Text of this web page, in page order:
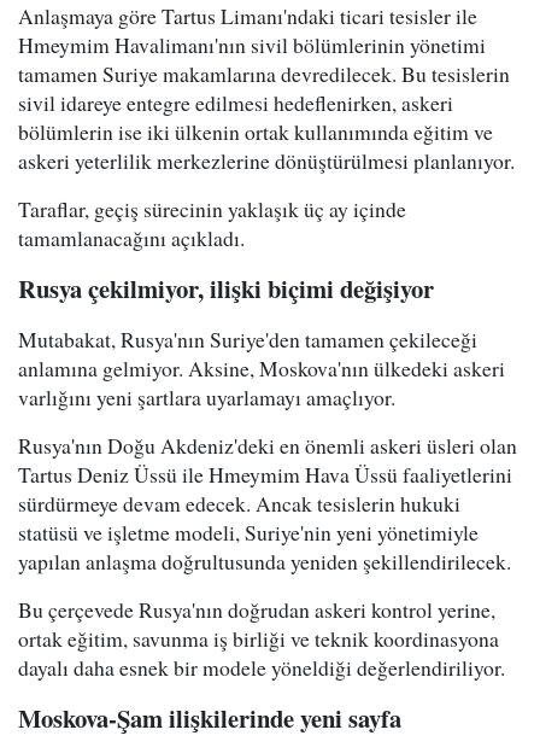
Anlaşmaya göre Tartus Limanı'ndaki ticari tesisler ile
Hmeymim Havalimanı'nın sivil bölümlerinin yönetimi
tamamen Suriye makamlarına devredilecek. Bu tesislerin
sivil idareye entegre edilmesi hedeflenirken, askeri
bölümlerin ise iki ülkenin ortak kullanımında eğitim ve
askeri yeterlilik merkezlerine dönüştürülmesi planlanıyor.
Taraflar, geçiş sürecinin yaklaşık üç ay içinde
tamamlanacağını açıkladı.
Rusya çekilmiyor, ilişki biçimi değişiyor
Mutabakat, Rusya'nın Suriye'den tamamen çekileceği
anlamına gelmiyor. Aksine, Moskova'nın ülkedeki askeri
varlığını yeni şartlara uyarlamayı amaçlıyor.
Rusya'nın Doğu Akdeniz'deki en önemli askeri üsleri olan
Tartus Deniz Üssü ile Hmeymim Hava Üssü faaliyetlerini
sürdürmeye devam edecek. Ancak tesislerin hukuki
statüsü ve işletme modeli, Suriye'nin yeni yönetimiyle
yapılan anlaşma doğrultusunda yeniden şekillendirilecek.
Bu çerçevede Rusya'nın doğrudan askeri kontrol yerine,
ortak eğitim, savunma iş birliği ve teknik koordinasyona
dayalı daha esnek bir modele yöneldiği değerlendiriliyor.
Moskova-Şam ilişkilerinde yeni sayfa